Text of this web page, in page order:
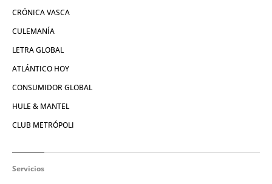
CRÓNICA VASCA
CULEMANÍA
LETRA GLOBAL
ATLÁNTICO HOY
CONSUMIDOR GLOBAL
HULE & MANTEL
CLUB METRÓPOLI
Servicios